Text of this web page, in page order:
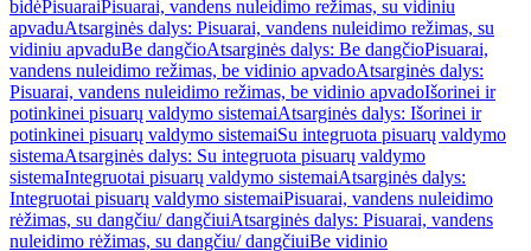
bidėPisuaraiPisuarai, vandens nuleidimo režimas, su vidiniu
apvaduAtsarginės dalys: Pisuarai, vandens nuleidimo režimas, su
vidiniu apvaduBe dangčioAtsarginės dalys: Be dangčioPisuarai,
vandens nuleidimo režimas, be vidinio apvadoAtsarginės dalys:
Pisuarai, vandens nuleidimo režimas, be vidinio apvadoIšorinei ir
potinkinei pisuarų valdymo sistemaiAtsarginės dalys: Išorinei ir
potinkinei pisuarų valdymo sistemaiSu integruota pisuarų valdymo
sistemaAtsarginės dalys: Su integruota pisuarų valdymo
sistemaIntegruotai pisuarų valdymo sistemaiAtsarginės dalys:
Integruotai pisuarų valdymo sistemaiPisuarai, vandens nuleidimo
rėžimas, su dangčiu/ dangčiuiAtsarginės dalys: Pisuarai, vandens
nuleidimo rėžimas, su dangčiu/ dangčiuiBe vidinio